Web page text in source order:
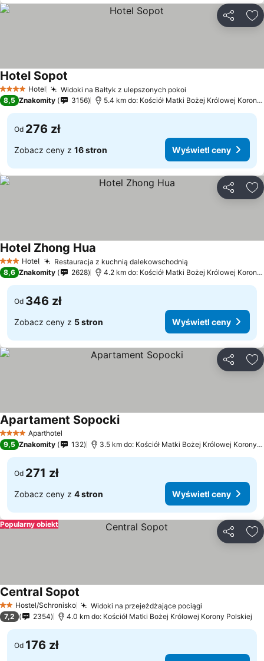
4 KategoriaHotel Widoki na Bałtyk z ulepszonych pokoi
Hotel Sopot
8,5 Znakomity 3156 5.4 km do: Kościół Matki Bożej Królowej Korony Polskiej
Od 276 zł
Zobacz ceny z 16 stron Wyświetl ceny
3 Kategoria
Hotel Restauracja z kuchnią dalekowschodnią
Hotel Zhong Hua
8,6 Znakomity 2628 4.2 km do: Kościół Matki Bożej Królowej Korony Polskiej
Od 346 zł
Zobacz ceny z 5 stron Wyświetl ceny
4 KategoriaAparthotel
Apartament Sopocki
9,5 Znakomity 132 3.5 km do: Kościół Matki Bożej Królowej Korony Polskiej
Od 271 zł
Zobacz ceny z 4 stron Wyświetl ceny
Popularny obiekt
2 Kategoria
Hostel/Schronisko Widoki na przejeżdżające pociągi
Central Sopot
7,2 2354 4.0 km do: Kościół Matki Bożej Królowej Korony Polskiej
Od 176 zł